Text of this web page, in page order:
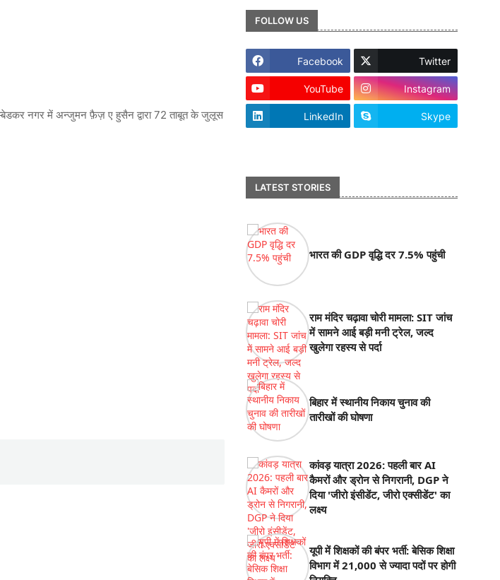
अम्बेडकर नगर में अन्जुमन फ़ैज़ ए हुसैन द्वारा 72 ताबूत के जुलूस
FOLLOW US
Facebook Twitter
YouTube Instagram
LinkedIn Skype
LATEST STORIES
भारत की GDP वृद्धि दर 7.5% पहुंची
राम मंदिर चढ़ावा चोरी मामला: SIT जांच
में सामने आई बड़ी मनी ट्रेल, जल्द
खुलेगा रहस्य से पर्दा
बिहार में स्थानीय निकाय चुनाव की
तारीखों की घोषणा
कांवड़ यात्रा 2026: पहली बार AI
कैमरों और ड्रोन से निगरानी, DGP ने
दिया 'जीरो इंसीडेंट, जीरो एक्सीडेंट' का
लक्ष्य
यूपी में शिक्षकों की बंपर भर्ती: बेसिक शिक्षा
विभाग में 21,000 से ज्यादा पदों पर होगी